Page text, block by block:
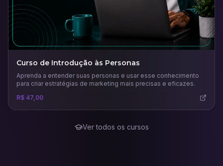
Curso de Introdução às Personas
Aprenda a entender suas personas e usar esse conhecimento
para criar estratégias de marketing mais precisas e eficazes.
R$ 47,00
Ver todos os cursos